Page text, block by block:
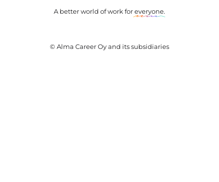
A better world of work foreveryone.
© Alma Career Oy and its subsidiaries